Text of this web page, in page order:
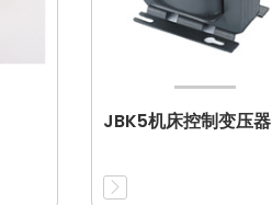
JBK5机床控制变压器